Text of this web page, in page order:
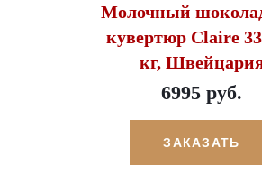
Молочный
кувертюр Claire
кг,
6995 руб.
ЗАКАЗАТЬ